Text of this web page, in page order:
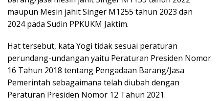
maupun Mesin jahit Singer M1255 tahun 2023 dan
2024 pada Sudin PPKUKM Jaktim.
Hat tersebut, kata Yogi tidak sesuai peraturan
perundang-undangan yaitu Peraturan Presiden Nomor
16 Tahun 2018 tentang Pengadaan Barang/Jasa
Pemerintah sebagaimana telah diubah dengan
Peraturan Presiden Nomor 12 Tahun 2021.